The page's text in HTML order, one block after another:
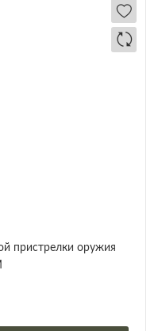
пристрелки оружия